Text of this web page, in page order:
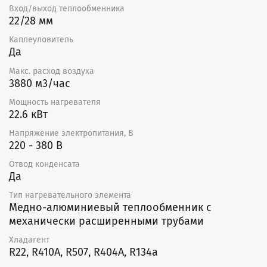
Прочный корпус из оцинкованной стали.
Шаг оребрения 2,1 мм.
Устанавливаются непосредственно в канал.
Медно-алюминиевый теплообменник.
Встроенные патрубки для отвода воздуха и слив
теплоносителя.
Изготавливаются в восьми типоразмерах и
стандартно имеют 3-рядное исполнение.
Монтаж
подключению. Охладители устанавливаются внутри
помещения. Монтаж воздухоохладителя
фланцам воздуховодов или других агрегатов
вентиляционной системы. Рекомендуемое при
монтаже расстояние до решетки, отвода или другого
вентиляционного устройства должно быть не менее
диагонального размера охладителя.
Вход/выход теплообменника
22/28 мм
Каплеуловитель
Да
Макс. расход воздуха
3880 м3/час
Мощность нагревателя
22.6 кВт
Напряжение электропитания, В
220 - 380 В
Отвод конденсата
Да
Тип нагревательного элемента
Медно-алюминиевый теплообменник с
механически расширенными трубами
Хладагент
R22, R410A, R507, R404A, R134a